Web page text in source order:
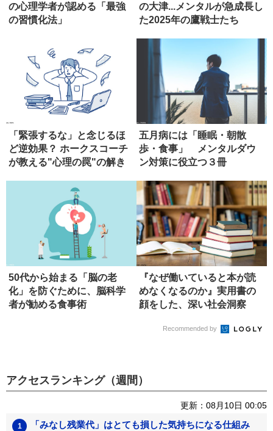
の心理学者が認める「最強
の習慣化法」
の大津...メンタルが急成長し
た2025年の鷹戦士たち
「緊張するな」と念じるほ
ど逆効果？ ホークスコーチ
が教える"心理の罠"の解き
五月病には「睡眠・朝散
歩・食事」 メンタルダウ
ン対策に役立つ３冊
50代から始まる「脳の老
化」を防ぐために、脳科学
者が勧める食事術
『なぜ働いていると本が読
めなくなるのか』実用書の
顔をした、深い社会洞察
Recommended by
アクセスランキング（週間）
更新：08月10日 00:05
「みなし残業代」はとても損した気持ちになる仕組み